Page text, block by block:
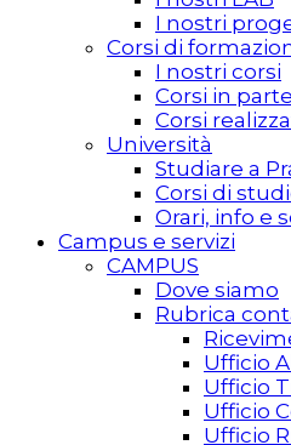
I nostri
Corsi di
I nostri corsi
Corsi in
Corsi
Università
Studiare a
Corsi di
Orari, info e
Campus e servizi
CAMPUS
Dove siamo
Rubrica
Ufficio
Ufficio
Ufficio
Ufficio